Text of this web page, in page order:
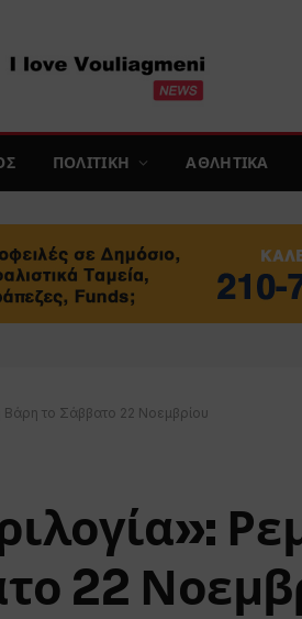
ΠΟΛΙΤΙΚΗ ΑΘΛΗΤΙΚΑ
Βάρη το Σάββατο 22 Νοεμβρίου
22